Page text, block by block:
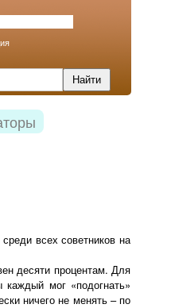
всех советников на
десяти процентам. Для
каждый мог «подогнать»
ничего не менять – по